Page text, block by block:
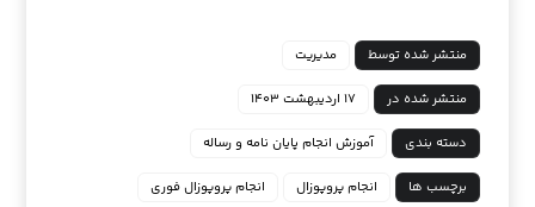
منتشر شده توسط مدیریت
منتشر شده در ۱۷ اردیبهشت ۱۴۰۳
دسته بندی آموزش انجام پایان نامه و رساله
برچسب ها انجام پروپوزال انجام پروپوزال فوری